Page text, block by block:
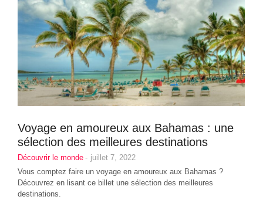
Voyage en amoureux aux Bahamas : une
sélection des meilleures destinations
Découvrir le monde - juillet 7, 2022
Vous comptez faire un voyage en amoureux aux Bahamas ?
Découvrez en lisant ce billet une sélection des meilleures
destinations.